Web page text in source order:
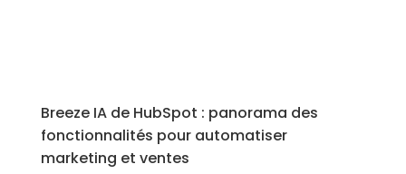
Breeze IA de HubSpot : panorama des
fonctionnalités pour automatiser
marketing et ventes